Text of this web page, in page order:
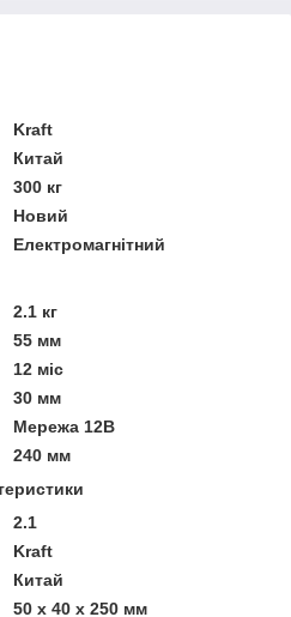
Kraft
Китай
300 кг
Новий
Електромагнітний
2.1 кг
55 мм
12 міс
30 мм
Мережа 12В
240 мм
2.1
Kraft
Китай
50 x 40 x 250 мм